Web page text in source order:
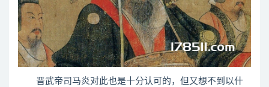
晋武帝司马炎对此也是十分认可的，但又想不到以什